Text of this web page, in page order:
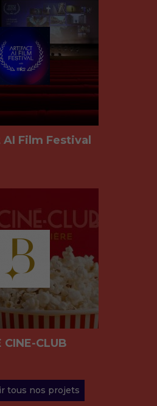
AI Film Festival
CINE-CLUB
tous nos projets